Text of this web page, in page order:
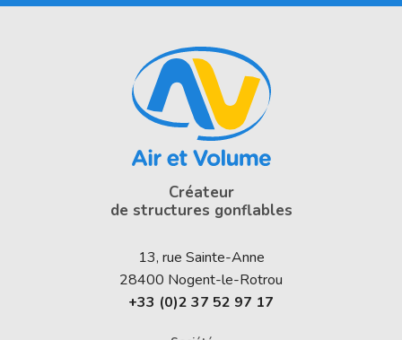
Créateur
de structures gonflables
13, rue Sainte-Anne
28400 Nogent-le-Rotrou
+33 (0)2 37 52 97 17